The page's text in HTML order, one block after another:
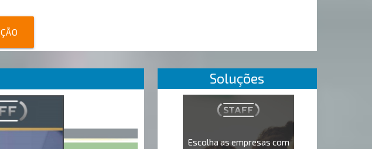
Soluções
Escolha as empresas com